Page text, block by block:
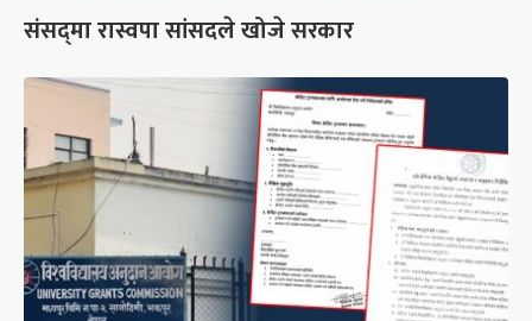
संसद्‍मा रास्वपा सांसदले खोजे सरकार